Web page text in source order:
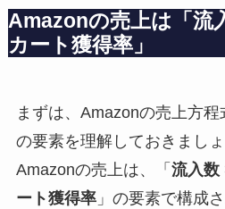
Amazonの売上は「流
カート獲得率」
まずは、Amazonの売上方
の要素を理解しておきましょ
Amazonの売上は、「 流入数
ート獲得率」の要素で構成さ